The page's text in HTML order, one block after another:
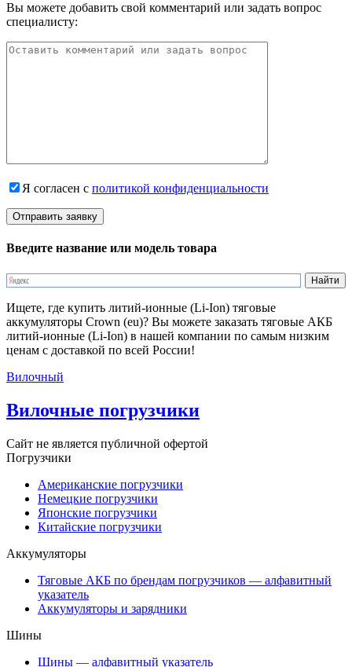
Вы можете добавить свой комментарий или задать вопрос
специалисту:
Я согласен с политикой конфиденциальности
Введите название или модель товара
Ищете, где купить литий-ионные (Li-Ion) тяговые
аккумуляторы Crown (eu)? Вы можете заказать тяговые АКБ
литий-ионные (Li-Ion) в нашей компании по самым низким
ценам с доставкой по всей России!
Вилочный
Вилочные погрузчики
Сайт не является публичной офертой
Погрузчики
Американские погрузчики
Немецкие погрузчики
Японские погрузчики
Китайские погрузчики
Аккумуляторы
Тяговые АКБ по брендам погрузчиков — алфавитный
указатель
Аккумуляторы и зарядники
Шины
Шины — алфавитный указатель